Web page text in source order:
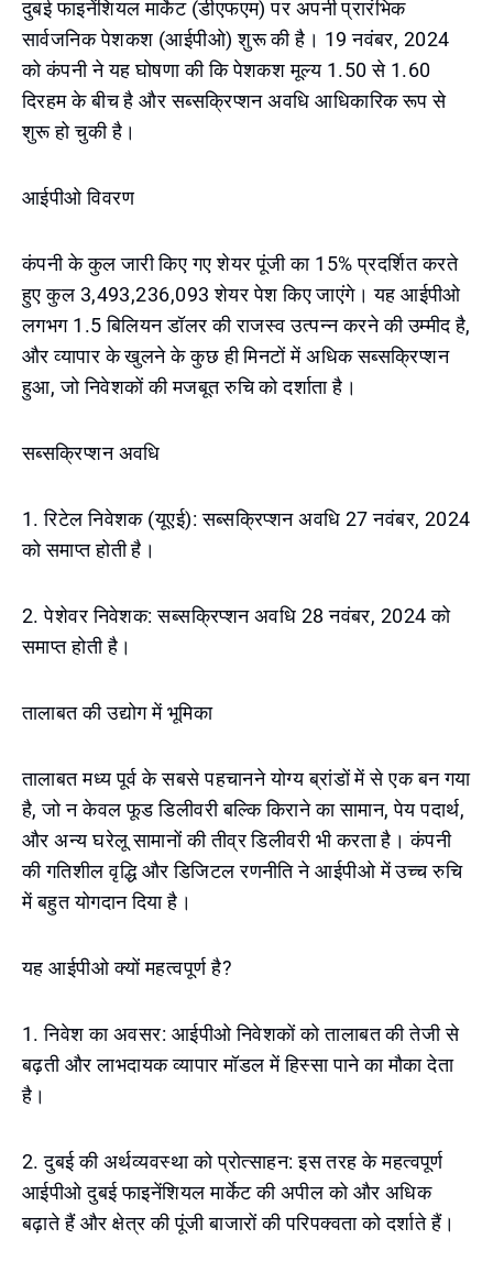
दुबई फाइनेंशियल मार्केट (डीएफएम) पर अपनी प्रारंभिक
सार्वजनिक पेशकश (आईपीओ) शुरू की है। 19 नवंबर, 2024
को कंपनी ने यह घोषणा की कि पेशकश मूल्य 1.50 से 1.60
दिरहम के बीच है और सब्सक्रिप्शन अवधि आधिकारिक रूप से
शुरू हो चुकी है।
आईपीओ विवरण
कंपनी के कुल जारी किए गए शेयर पूंजी का 15% प्रदर्शित करते
हुए कुल 3,493,236,093 शेयर पेश किए जाएंगे। यह आईपीओ
लगभग 1.5 बिलियन डॉलर की राजस्व उत्पन्न करने की उम्मीद है,
और व्यापार के खुलने के कुछ ही मिनटों में अधिक सब्सक्रिप्शन
हुआ, जो निवेशकों की मजबूत रुचि को दर्शाता है।
सब्सक्रिप्शन अवधि
1. रिटेल निवेशक (यूएई): सब्सक्रिप्शन अवधि 27 नवंबर, 2024
को समाप्त होती है।
2. पेशेवर निवेशक: सब्सक्रिप्शन अवधि 28 नवंबर, 2024 को
समाप्त होती है।
तालाबत की उद्योग में भूमिका
तालाबत मध्य पूर्व के सबसे पहचानने योग्य ब्रांडों में से एक बन गया
है, जो न केवल फूड डिलीवरी बल्कि किराने का सामान, पेय पदार्थ,
और अन्य घरेलू सामानों की तीव्र डिलीवरी भी करता है। कंपनी
की गतिशील वृद्धि और डिजिटल रणनीति ने आईपीओ में उच्च रुचि
में बहुत योगदान दिया है।
यह आईपीओ क्यों महत्वपूर्ण है?
1. निवेश का अवसर: आईपीओ निवेशकों को तालाबत की तेजी से
बढ़ती और लाभदायक व्यापार मॉडल में हिस्सा पाने का मौका देता
है।
2. दुबई की अर्थव्यवस्था को प्रोत्साहन: इस तरह के महत्वपूर्ण
आईपीओ दुबई फाइनेंशियल मार्केट की अपील को और अधिक
बढ़ाते हैं और क्षेत्र की पूंजी बाजारों की परिपक्वता को दर्शाते हैं।